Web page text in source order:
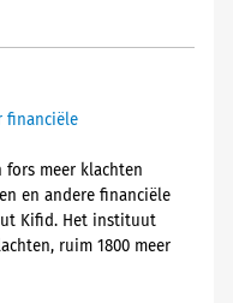
financiële
fors meer klachten
en andere financiële
Kifid. Het instituut
ruim 1800 meer